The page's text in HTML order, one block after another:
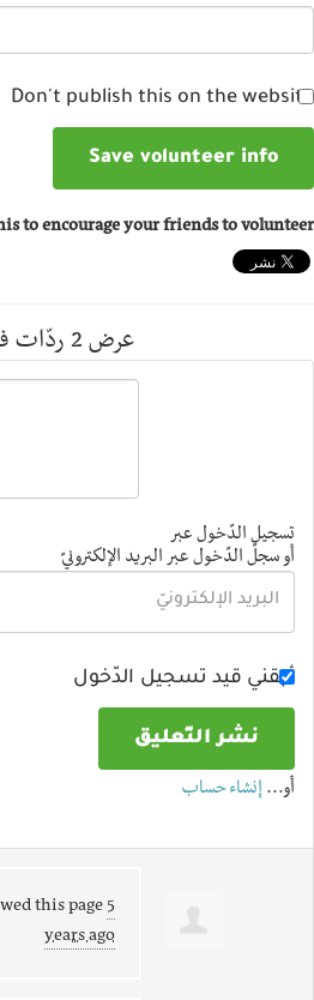
Don't publish this on the
this to encourage your friends to
عرض 2 ردّات فعل
تسجيل الدّخول عبر
أو سجلّ الدّخول عبر البريد الإلكترونيّ
أبقني قيد تسجيل الدّخول
أو…إنشاء حساب
this page
years ago